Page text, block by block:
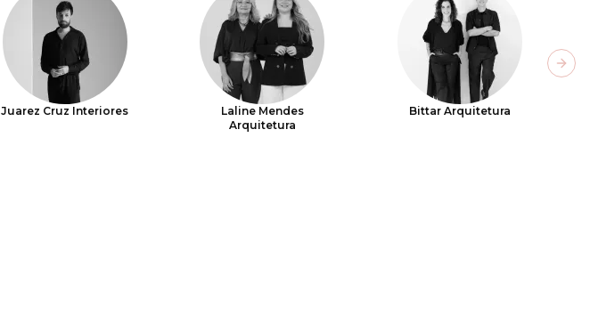
Juarez Cruz Interiores
Laline Mendes
Arquitetura
Bittar Arquitetura